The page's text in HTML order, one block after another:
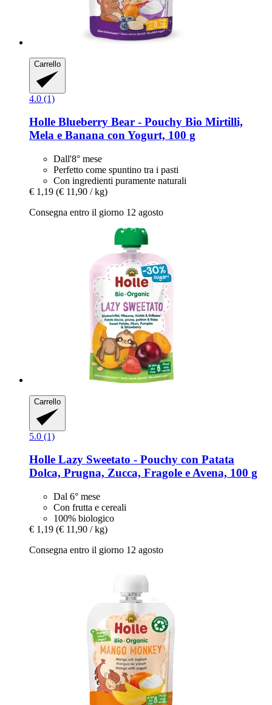
Carrello
4.0 (1)
Holle Blueberry Bear -​ Pouchy Bio Mirtilli,
Mela e Banana con Yogurt, 100 g
Dall'8° mese
Perfetto come spuntino tra i pasti
Con ingredienti puramente naturali
€ 1,19 (€ 11,90 / kg)
Consegna entro il giorno 12 agosto
Carrello
5.0 (1)
Holle Lazy Sweetato -​ Pouchy con Patata
Dolca, Prugna, Zucca, Fragole e Avena, 100 g
Dal 6° mese
Con frutta e cereali
100% biologico
€ 1,19 (€ 11,90 / kg)
Consegna entro il giorno 12 agosto